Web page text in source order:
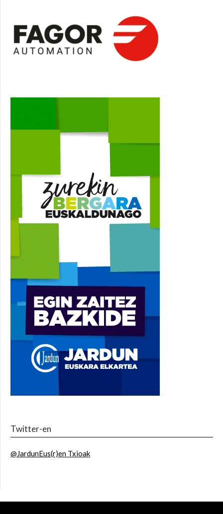
Twitter-en
@JardunEus(r)en Txioak